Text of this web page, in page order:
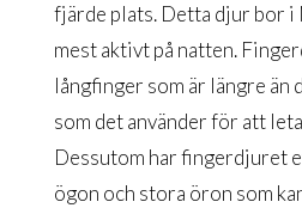
fjärde plats. Detta djur bor i
mest aktivt på natten.
långfinger som är längre än
som det använder för att
Dessutom har fingerdjuret
ögon och stora öron som